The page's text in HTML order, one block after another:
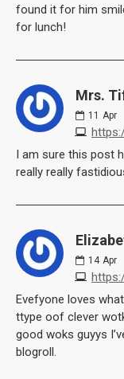
found it for him
for lunch!
Mrs.
11 Apr
I am sure this post
really really
14 Apr
Evefyone loves
ttype oof clever
good woks guyys
blogroll.